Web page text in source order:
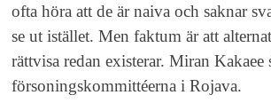
ofta höra att de är naiva och saknar
se ut istället. Men faktum är att
rättvisa redan existerar. Miran
försoningskommittéerna i Rojava.